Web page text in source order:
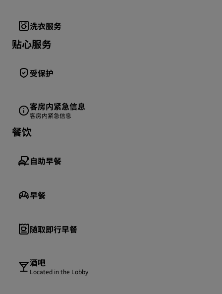
洗衣服务
贴心服务
受保护
客房内紧急信息
客房内紧急信息
餐饮
自助早餐
早餐
随取即行早餐
酒吧
Located in the Lobby